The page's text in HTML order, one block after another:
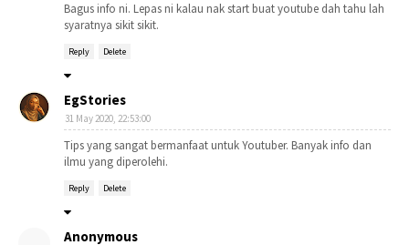
Bagus info ni. Lepas ni kalau nak start buat youtube dah tahu lah
syaratnya sikit sikit.
Reply Delete
EgStories
31 May 2020, 22:53:00
Tips yang sangat bermanfaat untuk Youtuber. Banyak info dan
ilmu yang diperolehi.
Reply Delete
Anonymous